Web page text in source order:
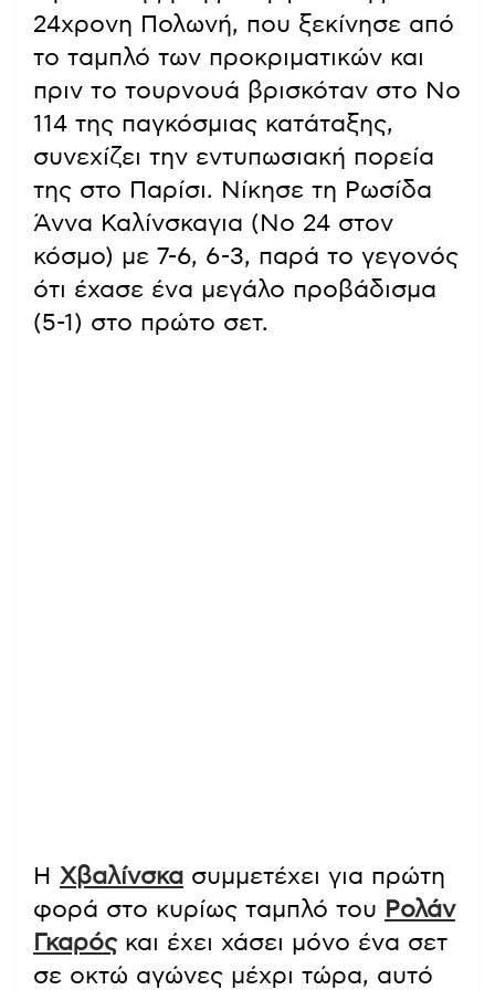
24χρονη Πολωνή, που ξεκίνησε από
το ταμπλό των προκριματικών και
πριν το τουρνουά βρισκόταν στο Νο
114 της παγκόσμιας κατάταξης,
συνεχίζει την εντυπωσιακή πορεία
της στο Παρίσι. Νίκησε τη Ρωσίδα
Άννα Καλίνσκαγια (Νο 24 στον
κόσμο) με 7-6, 6-3, παρά το γεγονός
ότι έχασε ένα μεγάλο προβάδισμα
(5-1) στο πρώτο σετ.
Η Χβαλίνσκα συμμετέχει για πρώτη
φορά στο κυρίως ταμπλό του Ρολάν
Γκαρόςκαι έχει χάσει μόνο ένα σετ
σε οκτώ αγώνες μέχρι τώρα, αυτό